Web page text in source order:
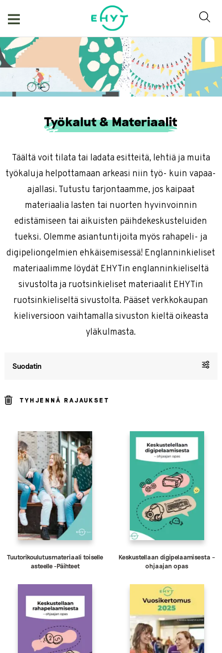
Työkalut & Materiaalit
Täältä voit tilata tai ladata esitteitä, lehtiä ja muita
työkaluja helpottamaan arkeasi niin työ- kuin vapaa-
ajallasi. Tutustu tarjontaamme, jos kaipaat
materiaalia lasten tai nuorten hyvinvoinnin
edistämiseen tai aikuisten päihdekeskusteluiden
tueksi. Olemme asiantuntijoita myös rahapeli- ja
digipeliongelmien ehkäisemisessä! Englanninkieliset
materiaalimme löydät EHYTin englanninkieliseltä
sivustolta ja ruotsinkieliset materiaalit EHYTin
ruotsinkieliseltä sivustolta. Pääset verkkokaupan
kieliversioon vaihtamalla sivuston kieltä oikeasta
yläkulmasta.
Suodatin
TYHJENNÄ RAJAUKSET
Tuutorikoulutusmateriaali toiselle
asteelle -Päihteet
Keskustellaan digipelaamisesta –
ohjaajan opas